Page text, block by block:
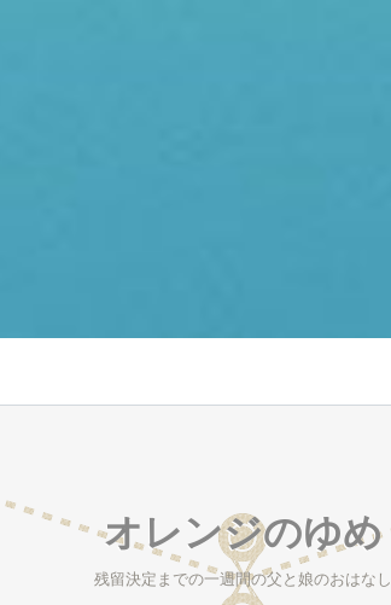
オレンジのゆめ
残留決定までの一週間の父と娘のおはなし